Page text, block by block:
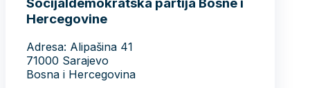
Socijaldemokratska partija Bosne i
Hercegovine
Adresa: Alipašina 41
71000 Sarajevo
Bosna i Hercegovina